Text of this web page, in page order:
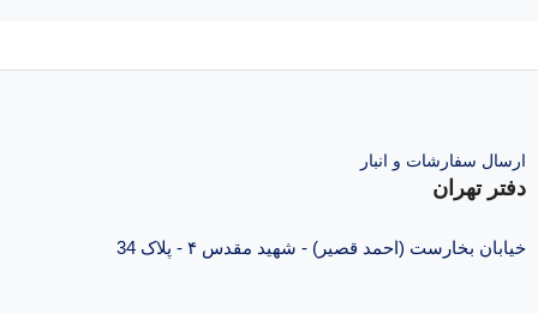
ارسال سفارشات و انبار
دفتر تهران
خیابان بخارست (احمد قصیر) - شهید مقدس ۴ - پلاک 34